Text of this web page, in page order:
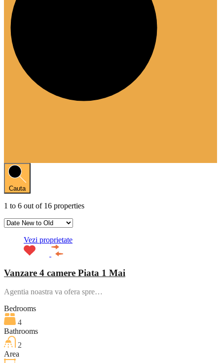
Cauta
1 to 6 out of 16 properties
Vezi proprietate
Vanzare 4 camere Piata 1 Mai
Agentia noastra va ofera spre…
Bedrooms
4
Bathrooms
2
Area